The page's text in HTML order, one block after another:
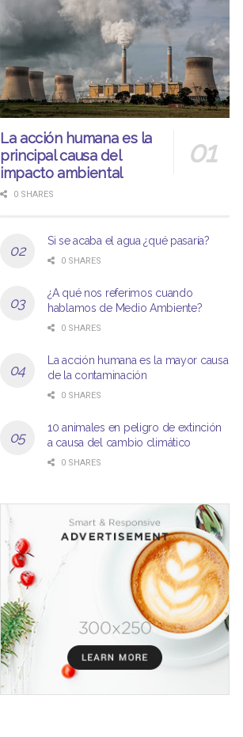
La acción humana es la
principal causa del
impacto ambiental
0 SHARES
Si se acaba el agua ¿qué pasaría?
0 SHARES
¿A qué nos referimos cuando
hablamos de Medio Ambiente?
0 SHARES
La acción humana es la mayor causa
de la contaminación
0 SHARES
10 animales en peligro de extinción
a causa del cambio climático
0 SHARES